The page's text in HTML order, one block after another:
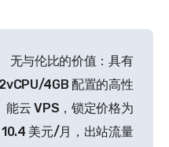
无与伦比的价值：具有
2vCPU/4GB 配置的高性
能云 VPS，锁定价格为
10.4 美元/月，出站流量